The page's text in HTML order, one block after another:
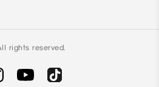
rights reserved.